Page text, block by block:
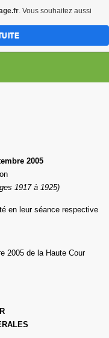
2005
1917 à 1925)
en leur séance respective
2005 de la Haute Cour
. Vous souhaitez aussi